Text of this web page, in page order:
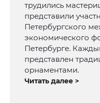
трудились
представили
Петербургского
экономического
Петербурге.
представлен
орнаментами.
Читать далее >